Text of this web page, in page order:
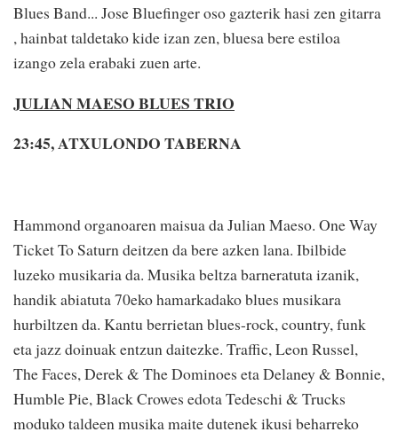
Blues Band... Jose Bluefinger oso gazterik hasi zen gitarra
, hainbat taldetako kide izan zen, bluesa bere estiloa
izango zela erabaki zuen arte.
JULIAN MAESO BLUES TRIO
23:45, ATXULONDO TABERNA
Hammond organoaren maisua da Julian Maeso. One Way
Ticket To Saturn deitzen da bere azken lana. Ibilbide
luzeko musikaria da. Musika beltza barneratuta izanik,
handik abiatuta 70eko hamarkadako blues musikara
hurbiltzen da. Kantu berrietan blues-rock, country, funk
eta jazz doinuak entzun daitezke. Traffic, Leon Russel,
The Faces, Derek & The Dominoes eta Delaney & Bonnie,
Humble Pie, Black Crowes edota Tedeschi & Trucks
moduko taldeen musika maite dutenek ikusi beharreko